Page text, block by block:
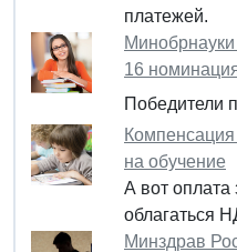
платежей.
16
Победители
Компенсация
на обучение
А вот оплата
облагаться
Минздрав